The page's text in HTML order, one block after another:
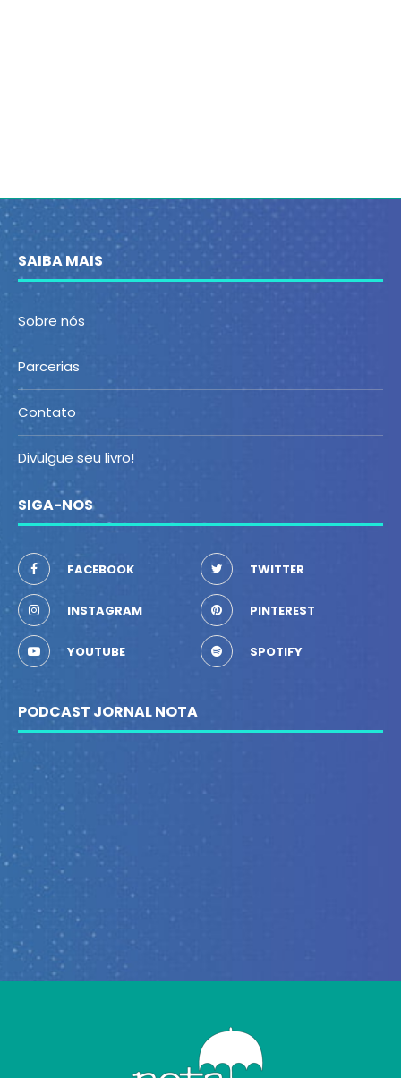
SAIBA MAIS
Sobre nós
Parcerias
Contato
Divulgue seu livro!
SIGA-NOS
FACEBOOK TWITTER
INSTAGRAM PINTEREST
YOUTUBE SPOTIFY
PODCAST JORNAL NOTA